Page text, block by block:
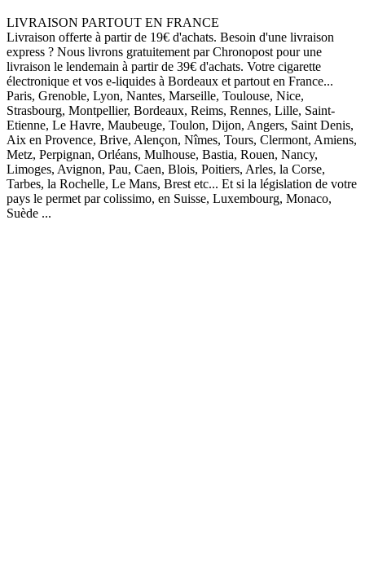
LIVRAISON PARTOUT EN FRANCE
Livraison offerte à partir de 19€ d'achats. Besoin d'une livraison
express ? Nous livrons gratuitement par Chronopost pour une
livraison le lendemain à partir de 39€ d'achats. Votre cigarette
électronique et vos e-liquides à Bordeaux et partout en France...
Paris, Grenoble, Lyon, Nantes, Marseille, Toulouse, Nice,
Strasbourg, Montpellier, Bordeaux, Reims, Rennes, Lille, Saint-
Etienne, Le Havre, Maubeuge, Toulon, Dijon, Angers, Saint Denis,
Aix en Provence, Brive, Alençon, Nîmes, Tours, Clermont, Amiens,
Metz, Perpignan, Orléans, Mulhouse, Bastia, Rouen, Nancy,
Limoges, Avignon, Pau, Caen, Blois, Poitiers, Arles, la Corse,
Tarbes, la Rochelle, Le Mans, Brest etc... Et si la législation de votre
pays le permet par colissimo, en Suisse, Luxembourg, Monaco,
Suède ...